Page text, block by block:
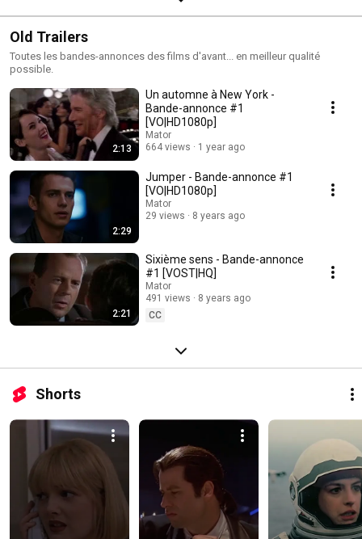
Old Trailers
Toutes les bandes-annonces des films d'avant... en meilleur qualité
possible.
2:13
Un automne à New York -
Bande-annonce #1
[VO|HD1080p]
Mator
664 views
1 year ago
2:29
Jumper - Bande-annonce #1
[VO|HD1080p]
Mator
29 views
8 years ago
2:21
Sixième sens - Bande-annonce
#1 [VOST|HQ]
Mator
491 views
8 years ago
CC
Shorts